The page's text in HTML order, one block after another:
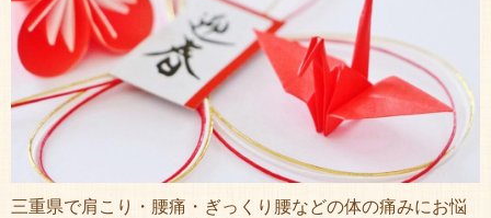
三重県で肩こり・腰痛・ぎっくり腰などの体の痛みにお悩